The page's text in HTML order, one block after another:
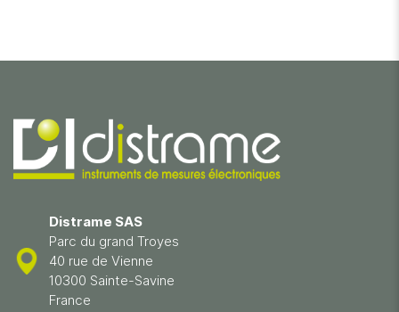
Distrame SAS
Parc du grand Troyes
40 rue de Vienne
10300 Sainte-Savine
France